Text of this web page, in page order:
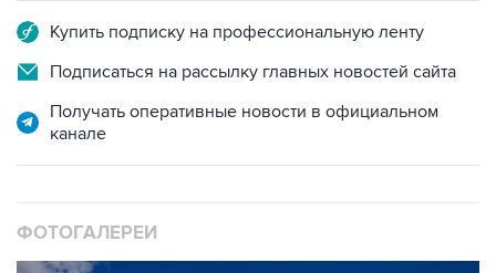
Купить подписку на профессиональную ленту
Подписаться на рассылку главных новостей сайта
Получать оперативные новости в официальном
канале
ФОТОГАЛЕРЕИ